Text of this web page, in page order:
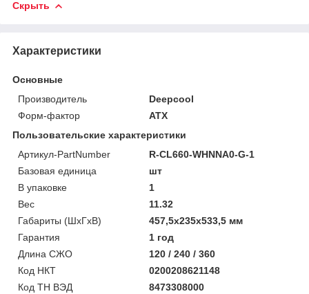
Скрыть
Характеристики
Основные
Производитель
Deepcool
Форм-фактор
ATX
Пользовательские характеристики
Артикул-PartNumber
R-CL660-WHNNA0-G-1
Базовая единица
шт
В упаковке
1
Вес
11.32
Габариты (ШхГхВ)
457,5x235x533,5 мм
Гарантия
1 год
Длина СЖО
120 / 240 / 360
Код НКТ
0200208621148
Код ТН ВЭД
8473308000